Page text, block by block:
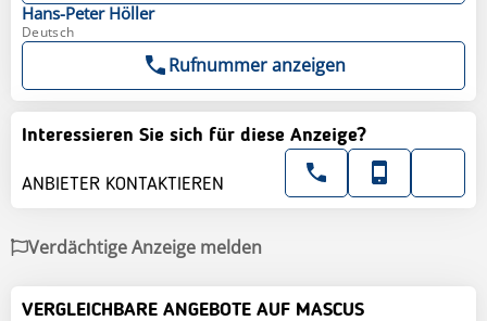
Hans-Peter Höller
Deutsch
Rufnummer anzeigen
Interessieren Sie sich für diese Anzeige?
ANBIETER KONTAKTIEREN
Verdächtige Anzeige melden
VERGLEICHBARE ANGEBOTE AUF MASCUS